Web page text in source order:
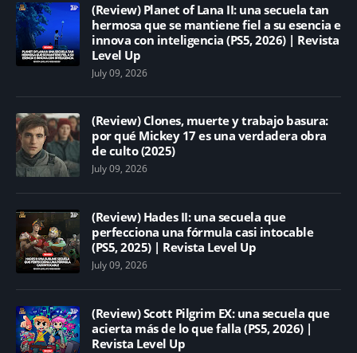
(Review) Planet of Lana II: una secuela tan
hermosa que se mantiene fiel a su esencia e
innova con inteligencia (PS5, 2026) | Revista
Level Up
July 09, 2026
(Review) Clones, muerte y trabajo basura:
por qué Mickey 17 es una verdadera obra
de culto (2025)
July 09, 2026
(Review) Hades II: una secuela que
perfecciona una fórmula casi intocable
(PS5, 2025) | Revista Level Up
July 09, 2026
(Review) Scott Pilgrim EX: una secuela que
acierta más de lo que falla (PS5, 2026) |
Revista Level Up